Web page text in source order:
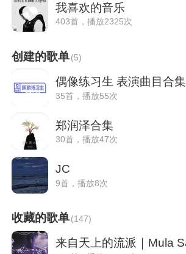
我喜欢的音乐
403首，播放2325次
创建的歌单(5)
偶像练习生 表演曲目合集
35首，播放55次
郑润泽合集
30首，播放47次
JC
9首，播放8次
收藏的歌单(147)